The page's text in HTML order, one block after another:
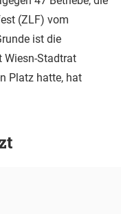
(ZLF) vom
ist die
Wiesn-Stadtrat
Platz hatte, hat